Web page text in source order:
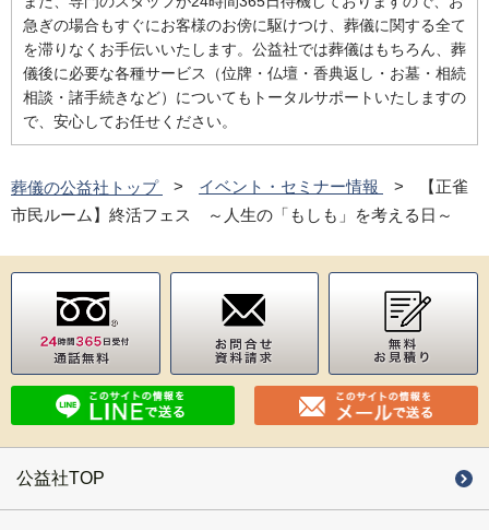
急ぎの場合もすぐにお客様のお傍に駆けつけ、葬儀に関する全て
を滞りなくお手伝いいたします。公益社では葬儀はもちろん、葬
儀後に必要な各種サービス（位牌・仏壇・香典返し・お墓・相続
相談・諸手続きなど）についてもトータルサポートいたしますの
で、安心してお任せください。
葬儀の公益社トップ イベント・セミナー情報
【正雀
市民ルーム】終活フェス ～人生の「もしも」を考える日～
公益社TOP